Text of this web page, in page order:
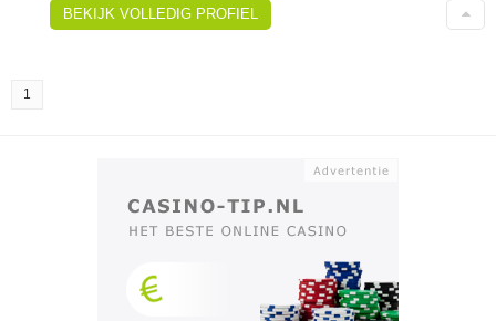
BEKIJK VOLLEDIG PROFIEL
1